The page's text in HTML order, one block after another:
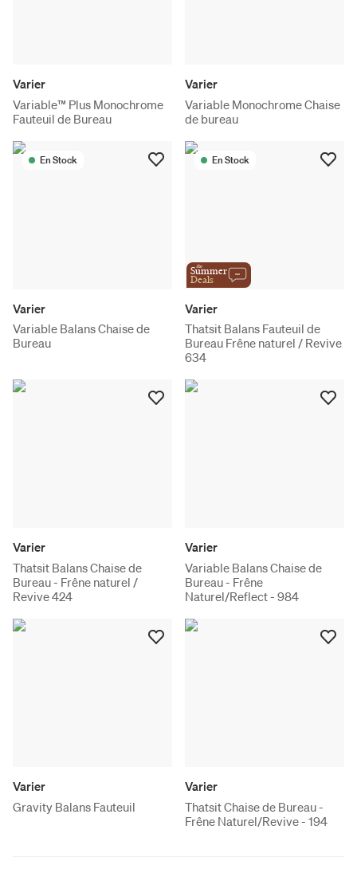
Varier
Variable™ Plus Monochrome
Fauteuil de Bureau
Varier
Variable Monochrome Chaise
de bureau
En Stock
Varier
Variable Balans Chaise de
Bureau
En Stock
the
Summer
Deals
Varier
Thatsit Balans Fauteuil de
Bureau Frêne naturel / Revive
634
Varier
Thatsit Balans Chaise de
Bureau - Frêne naturel /
Revive 424
Varier
Variable Balans Chaise de
Bureau - Frêne
Naturel/Reflect - 984
Varier
Gravity Balans Fauteuil
Varier
Thatsit Chaise de Bureau -
Frêne Naturel/Revive - 194